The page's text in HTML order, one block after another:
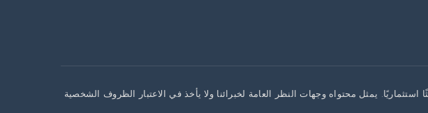
يمثل محتواه وجهات النظر العامة لخبرائنا ولا يأخذ في الاعتبار الظروف الشخصية